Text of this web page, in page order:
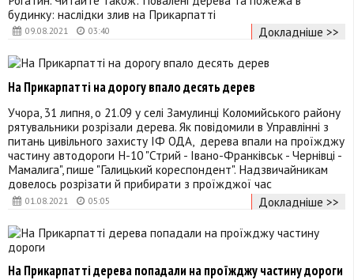
09.08.2021 03:40
будинку: наслідки злив на Прикарпатті
Докладніше >>
01.08.2021 05:05
На Прикарпатті на дорогу впало десять дерев
Учора, 31 липня, о 21.09 у селі Замулинці Коломийського району
рятувальники розрізали дерева. Як повідомили в Управлінні з
питань цивільного захисту ІФ ОДА, дерева впали на проїжджу
частину автодороги Н-10 "Стрий - Івано-Франківськ - Чернівці -
Мамалига", пише "Галицький кореспондент". Надзвичайникам
довелось розрізати й прибирати з проїжджої час
Докладніше >>
На Прикарпатті дерева попадали на проїжджу частину дороги